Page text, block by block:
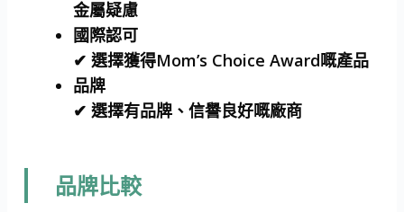
金屬疑慮
國際認可
✔ 選擇獲得Mom’s Choice Award嘅產品
品牌
✔ 選擇有品牌、信譽良好嘅廠商
品牌比較